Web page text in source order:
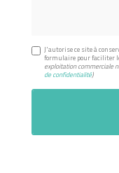
J'autorise ce site à
formulaire pour faciliter
exploitation commerciale
de confidentialité)